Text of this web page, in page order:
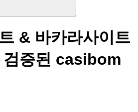
& 바카라사이트
검증된 casibom